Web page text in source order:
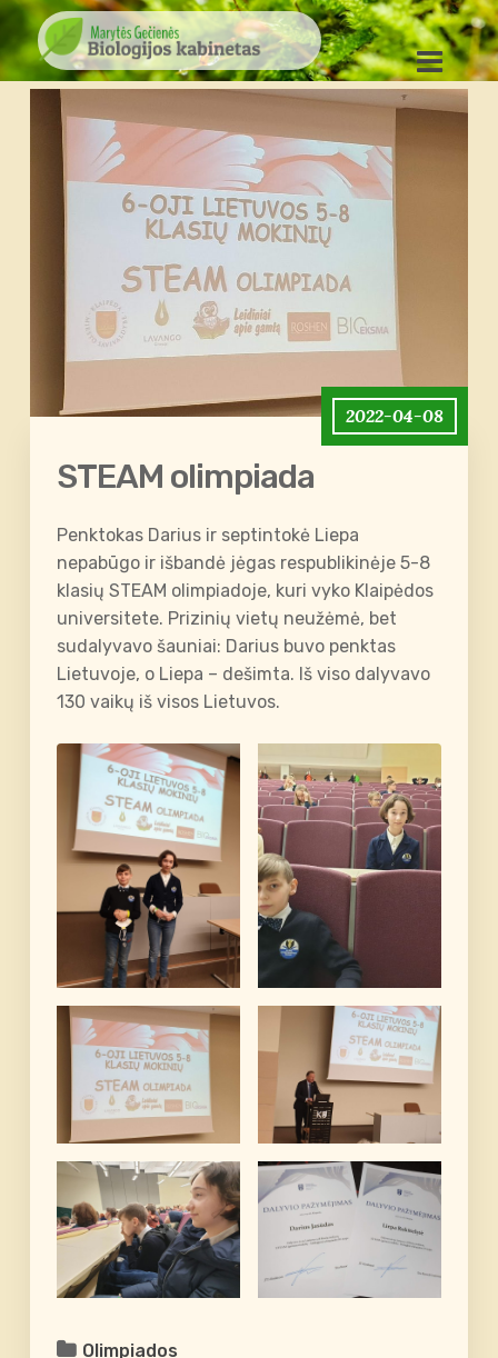
2022-04-08
STEAM olimpiada
Penktokas Darius ir septintokė Liepa
nepabūgo ir išbandė jėgas respublikinėje 5-8
klasių STEAM olimpiadoje, kuri vyko Klaipėdos
universitete. Prizinių vietų neužėmė, bet
sudalyvavo šauniai: Darius buvo penktas
Lietuvoje, o Liepa – dešimta. Iš viso dalyvavo
130 vaikų iš visos Lietuvos.
Olimpiados